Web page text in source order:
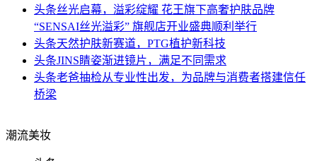
头条丝光启幕，溢彩绽耀 花王旗下高奢护肤品牌
“SENSAI丝光溢彩” 旗舰店开业盛典顺利举行
头条天然护肤新赛道，PTG植护新科技
头条JINS睛姿渐进镜片，满足不同需求
头条老爸抽检从专业性出发，为品牌与消费者搭建信任
桥梁
潮流美妆